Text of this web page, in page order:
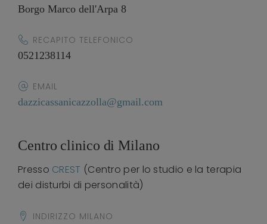
Borgo Marco dell'Arpa 8
RECAPITO TELEFONICO
0521238114
EMAIL
dazzicassanicazzolla@gmail.com
Centro clinico di Milano
Presso CREST (Centro per lo studio e la terapia
dei disturbi di personalità)
INDIRIZZO MILANO